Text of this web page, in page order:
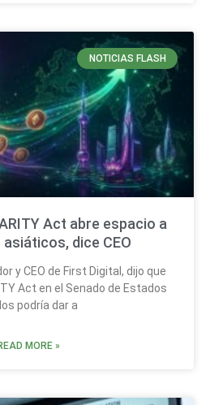
NOTICIAS FLASH
Act abre espacio a
dice CEO
y CEO de First Digital, dijo que
Act en el Senado de Estados
podría dar a
MORE »